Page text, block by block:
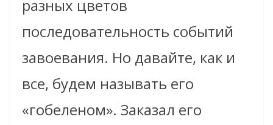
разных цветов
последовательность событий
завоевания. Но давайте, как и
все, будем называть его
«гобеленом». Заказал его